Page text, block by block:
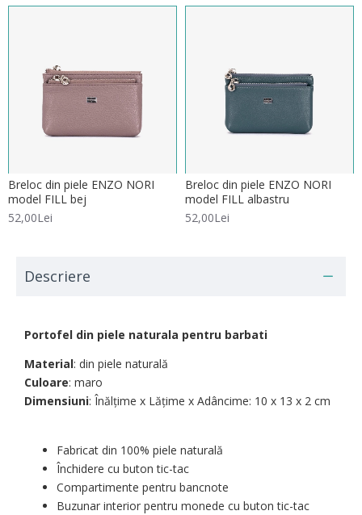
Breloc din piele ENZO NORI
model FILL bej
52,00Lei
Breloc din piele ENZO NORI
model FILL albastru
52,00Lei
Descriere
Portofel din piele naturala pentru barbati
Material: din piele naturală
Culoare: maro
Dimensiuni: Înălțime x Lățime x Adâncime: 10 х 13 х 2 cm
Fabricat din 100% piele naturală
Închidere cu buton tic-tac
Compartimente pentru bancnote
Buzunar interior pentru monede cu buton tic-tac